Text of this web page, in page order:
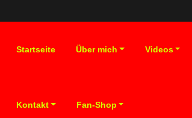
Startseite Über mich Videos
Kontakt Fan-Shop